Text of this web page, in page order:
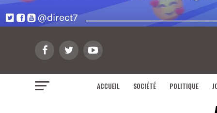
ACCUEIL SOCIÉTÉ POLITIQUE